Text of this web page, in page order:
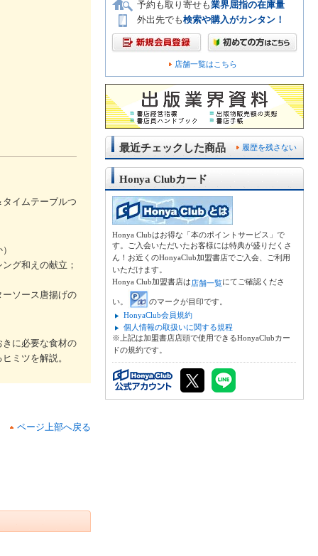
イムテーブルつ
グ和えの献立；
ソース唐揚げの
に必要な食材の
ミツを解説。
ページ上部へ戻る
予約も取り寄せも業界屈指の在庫量
外出先でも検索や購入がカンタン！
店舗一覧はこちら
履歴を残さない
最近チェックした商品
Honya Clubカード
Honya Clubはお得な「本のポイントサービス」で
す。ご入会いただいたお客様には特典が盛りだくさ
ん！お近くのHonyaClub加盟書店でご入会、ご利用
いただけます。
Honya Club加盟書店は店舗一覧にてご確認くださ
い。
のマークが目印です。
HonyaClub会員規約
個人情報の取扱いに関する規程
※上記は加盟書店店頭で使用できるHonyaClubカー
ドの規約です。